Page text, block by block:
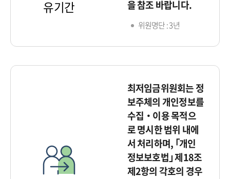
유기간
을 참조 바랍니다.
위원명단 : 3년
최저임금위원회는 정
보주체의 개인정보를
수집‧이용 목적으
로 명시한 범위 내에
서 처리하며, ｢개인
정보보호법｣ 제18조
제2항의 각호의 경우